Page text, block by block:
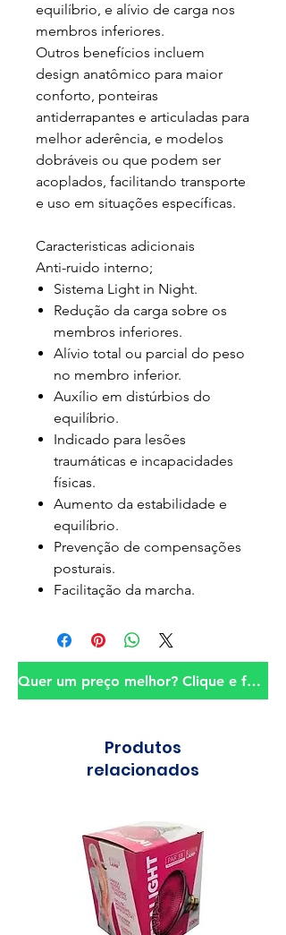
equilíbrio, e alívio de carga nos
membros inferiores.
Outros benefícios incluem
design anatômico para maior
conforto, ponteiras
antiderrapantes e articuladas para
melhor aderência, e modelos
dobráveis ou que podem ser
acoplados, facilitando transporte
e uso em situações específicas.
Caracteristicas adicionais
Anti-ruido interno;
Sistema Light in Night.
Redução da carga sobre os
membros inferiores.
Alívio total ou parcial do peso
no membro inferior.
Auxílio em distúrbios do
equilíbrio.
Indicado para lesões
traumáticas e incapacidades
físicas.
Aumento da estabilidade e
equilíbrio.
Prevenção de compensações
posturais.
Facilitação da marcha.
Quer um preço melhor? Clique e fale conosco!
Produtos
relacionados